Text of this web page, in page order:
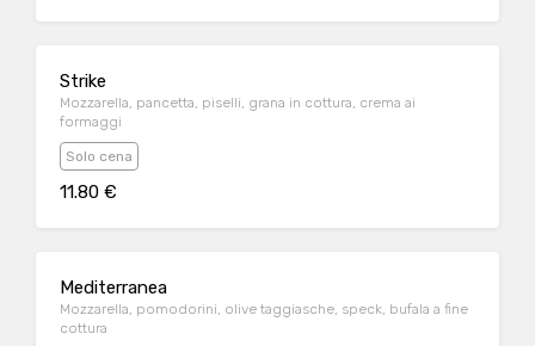
Strike
Mozzarella, pancetta, piselli, grana in cottura, crema ai
formaggi
Solo cena
11.80 €
Mediterranea
Mozzarella, pomodorini, olive taggiasche, speck, bufala a fine
cottura